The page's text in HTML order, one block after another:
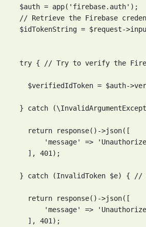
  $auth = app('firebase.auth');
// Retrieve the Firebase
$idTokenString = $request-
try { // Try to verify the
$verifiedIdToken = $auth-
} catch
    return response()->json([
'message' =>
    ], 401);
} catch (InvalidToken $e) {
    return response()->json([
'message' =>
    ], 401);